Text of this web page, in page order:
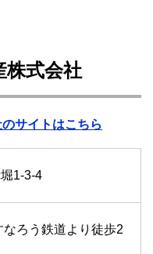
株式会社
サイトはこちら
1-3-4
ろう鉄道より徒歩2